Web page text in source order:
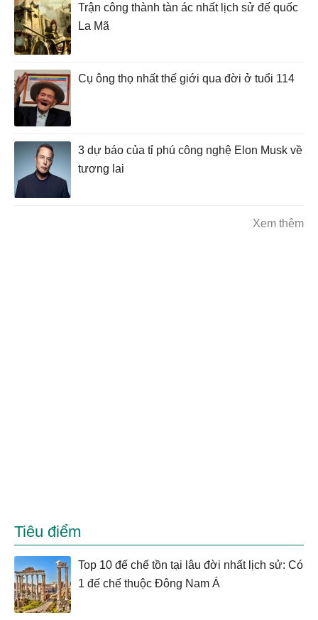
Trận công thành tàn ác nhất lịch sử đế quốc
La Mã
Cụ ông thọ nhất thế giới qua đời ở tuổi 114
3 dự báo của tỉ phú công nghệ Elon Musk về
tương lai
Xem thêm
Tiêu điểm
Top 10 đế chế tồn tại lâu đời nhất lịch sử: Có
1 đế chế thuộc Đông Nam Á